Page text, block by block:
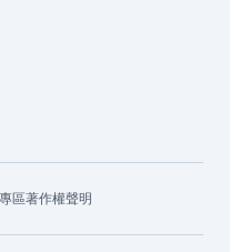
區著作權聲明